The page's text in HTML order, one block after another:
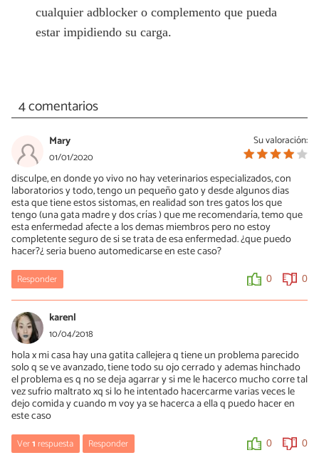
cualquier adblocker o complemento que pueda
estar impidiendo su carga.
4 comentarios
Su valoración:
Mary
01/01/2020
disculpe, en donde yo vivo no hay veterinarios especializados, con
laboratorios y todo, tengo un pequeño gato y desde algunos dias
esta que tiene estos sistomas, en realidad son tres gatos los que
tengo (una gata madre y dos crías ) que me recomendaría, temo que
esta enfermedad afecte a los demas miembros pero no estoy
completente seguro de si se trata de esa enfermedad. ¿que puedo
hacer?¿ seria bueno automedicarse en este caso?
Responder 0 0
karenl
10/04/2018
hola x mi casa hay una gatita callejera q tiene un problema parecido
solo q se ve avanzado, tiene todo su ojo cerrado y ademas hinchado
el problema es q no se deja agarrar y si me le hacerco mucho corre tal
vez sufrio maltrato xq si lo he intentado hacercarme varias veces le
dejo comida y cuando m voy ya se hacerca a ella q puedo hacer en
este caso
Ver1respuesta Responder 0 0